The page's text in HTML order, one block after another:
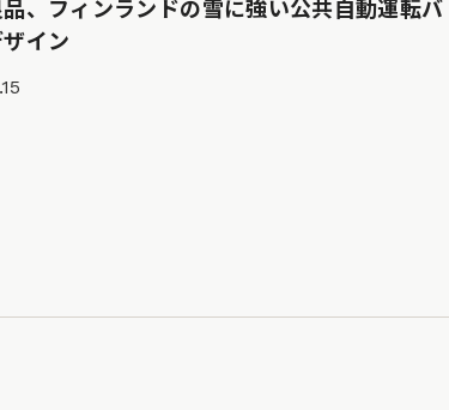
、フィンランドの雪に強い公共自動運転バ
イン